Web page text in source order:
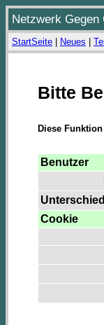
Netzwerk
StartSeite Neues
Bitte
Diese
Benutzer
Cookie